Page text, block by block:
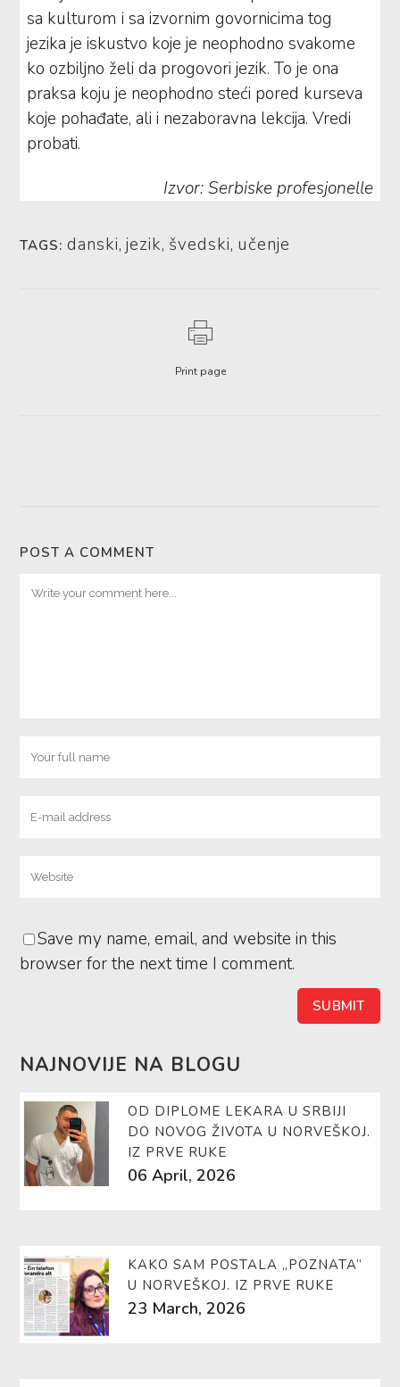
sa kulturom i sa izvornim govornicima tog
jezika je iskustvo koje je neophodno svakome
ko ozbiljno želi da progovori jezik. To je ona
praksa koju je neophodno steći pored kurseva
koje pohađate, ali i nezaboravna lekcija. Vredi
probati.
Izvor: Serbiske profesjonelle
TAGS: danski,jezik, švedski, učenje
Print page
POST A COMMENT
Save my name, email, and website in this
browser for the next time I comment.
NAJNOVIJE NA BLOGU
OD DIPLOME LEKARA U SRBIJI
DO NOVOG ŽIVOTA U NORVEŠKOJ.
IZ PRVE RUKE
06 April, 2026
KAKO SAM POSTALA „POZNATA“
U NORVEŠKOJ. IZ PRVE RUKE
23 March, 2026